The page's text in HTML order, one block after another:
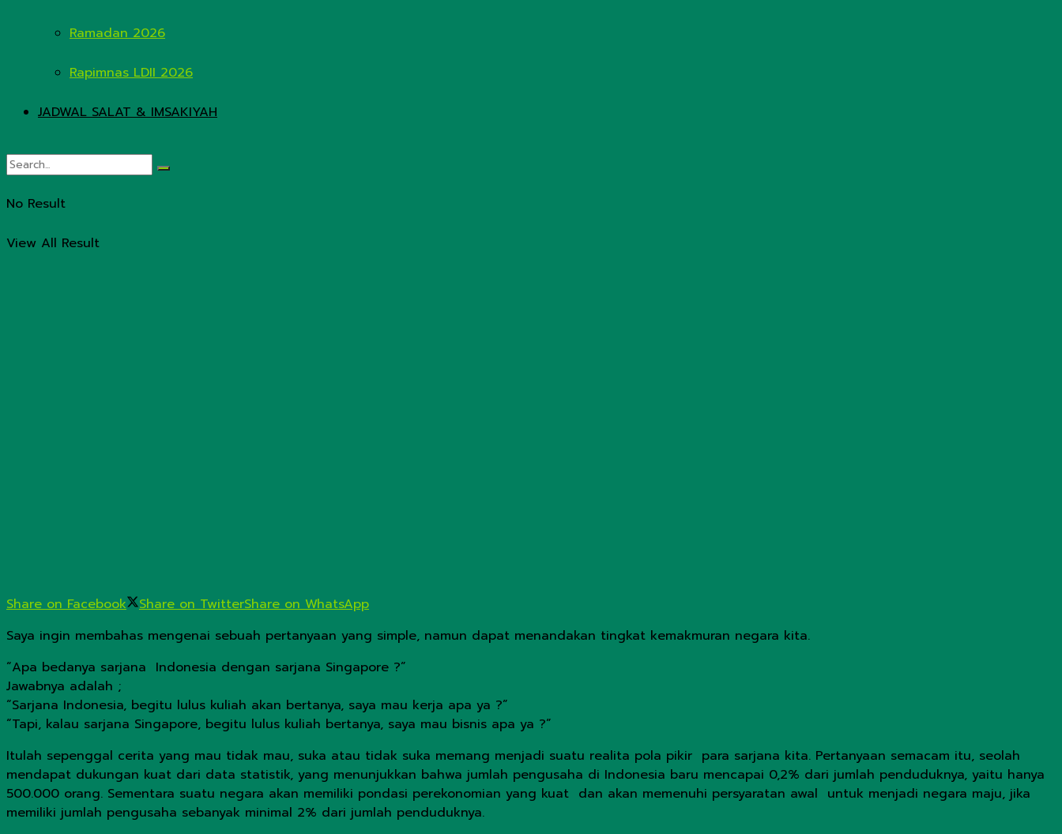
Ramadan 2026
Rapimnas LDII 2026
JADWAL SALAT & IMSAKIYAH
No Result
View All Result
Share on Facebook Share on TwitterShare on WhatsApp
Saya ingin membahas mengenai sebuah pertanyaan yang simple, namun dapat menandakan tingkat kemakmuran negara kita.
“Apa bedanya sarjana Indonesia dengan sarjana Singapore ?”
Jawabnya adalah ;
“Sarjana Indonesia, begitu lulus kuliah akan bertanya, saya mau kerja apa ya ?”
“Tapi, kalau sarjana Singapore, begitu lulus kuliah bertanya, saya mau bisnis apa ya ?”
Itulah sepenggal cerita yang mau tidak mau, suka atau tidak suka memang menjadi suatu realita pola pikir para sarjana kita. Pertanyaan semacam itu, seolah
mendapat dukungan kuat dari data statistik, yang menunjukkan bahwa jumlah pengusaha di Indonesia baru mencapai 0,2% dari jumlah penduduknya, yaitu hanya
500.000 orang. Sementara suatu negara akan memiliki pondasi perekonomian yang kuat dan akan memenuhi persyaratan awal untuk menjadi negara maju, jika
memiliki jumlah pengusaha sebanyak minimal 2% dari jumlah penduduknya.